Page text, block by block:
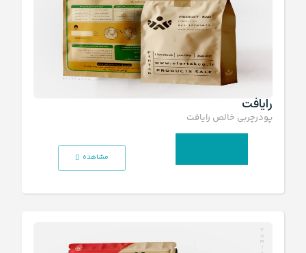
رایافت
پودرچربی خالص رایافت
مشاهده